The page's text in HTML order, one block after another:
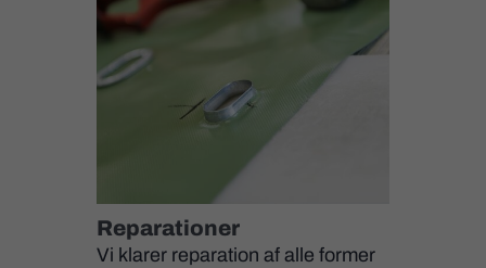
Reparationer
Vi klarer reparation af alle former